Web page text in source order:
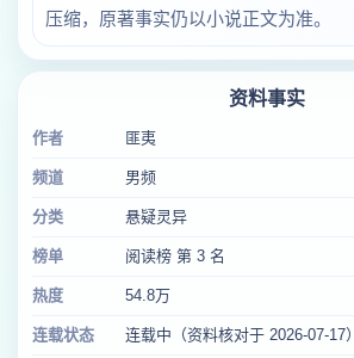
压缩，原著事实仍以小说正文为准。
资料事实
作者 匪夷
频道 男频
分类 悬疑灵异
榜单 阅读榜 第 3 名
热度 54.8万
连载状态 连载中（资料核对于 2026-07-17）